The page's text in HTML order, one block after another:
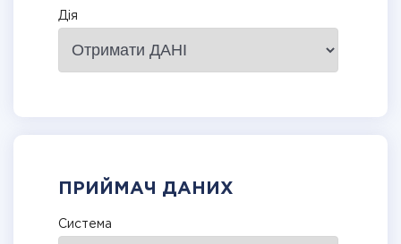
Дія
ПРИЙМАЧ ДАНИХ
Система